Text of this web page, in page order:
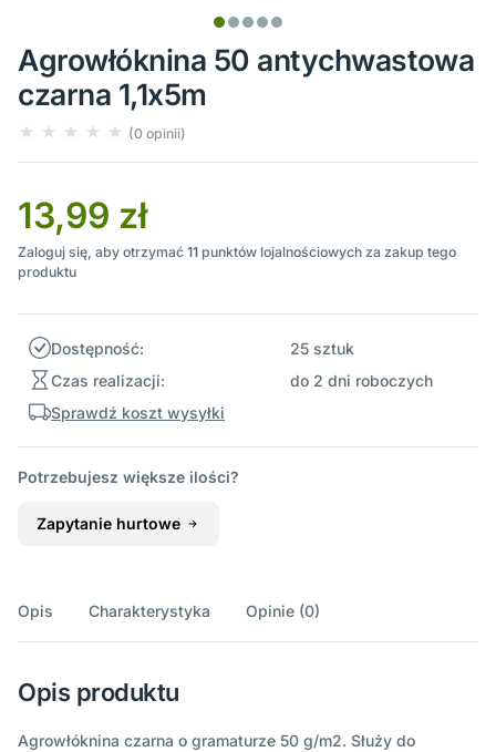
Agrowłóknina 50 antychwastowa
czarna 1,1x5m
(0 opinii)
13,99 zł
Zaloguj się, aby otrzymać 11 punktów lojalnościowych za zakup tego
produktu
Dostępność:
25 sztuk
Czas realizacji:
do 2 dni roboczych
Sprawdź koszt wysyłki
Potrzebujesz większe ilości?
Zapytanie hurtowe
Opis Charakterystyka Opinie (0)
Opis produktu
Agrowłóknina czarna o gramaturze 50 g/m2. Służy do